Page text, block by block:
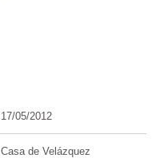
17/05/2012
Casa de Velázquez